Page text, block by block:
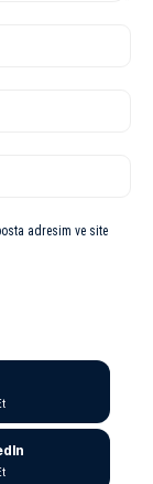
adresim ve site